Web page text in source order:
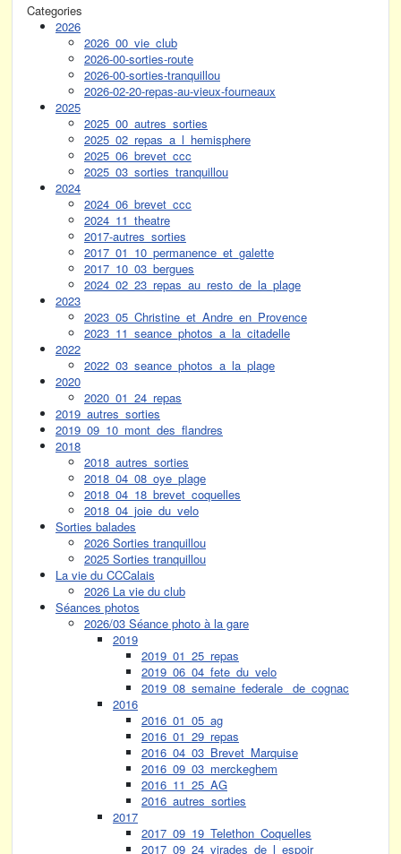
Categories
2026
2026_00_vie_club
2026-00-sorties-route
2026-00-sorties-tranquillou
2026-02-20-repas-au-vieux-fourneaux
2025
2025_00_autres_sorties
2025_02_repas_a_l_hemisphere
2025_06_brevet_ccc
2025_03_sorties_tranquillou
2024
2024_06_brevet_ccc
2024_11_theatre
2017-autres_sorties
2017_01_10_permanence_et_galette
2017_10_03_bergues
2024_02_23_repas_au_resto_de_la_plage
2023
2023_05_Christine_et_Andre_en_Provence
2023_11_seance_photos_a_la_citadelle
2022
2022_03_seance_photos_a_la_plage
2020
2020_01_24_repas
2019_autres_sorties
2019_09_10_mont_des_flandres
2018
2018_autres_sorties
2018_04_08_oye_plage
2018_04_18_brevet_coquelles
2018_04_joie_du_velo
Sorties balades
2026 Sorties tranquillou
2025 Sorties tranquillou
La vie du CCCalais
2026 La vie du club
Séances photos
2026/03 Séance photo à la gare
2019
2019_01_25_repas
2019_06_04_fete_du_velo
2019_08_semaine_federale_ de_cognac
2016
2016_01_05_ag
2016_01_29_repas
2016_04_03_Brevet_Marquise
2016_09_03_merckeghem
2016_11_25_AG
2016_autres_sorties
2017
2017_09_19_Telethon_Coquelles
2017_09_24_virades_de_l_espoir